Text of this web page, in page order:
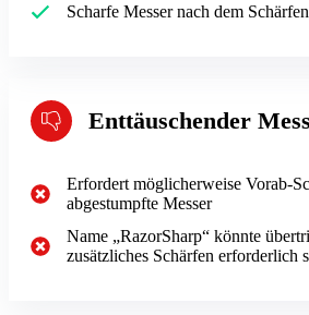
Scharfe Messer nach dem Schärfen
Enttäuschender
Erfordert möglicherweise Vorab-
abgestumpfte Messer
Name „RazorSharp“ könnte
zusätzliches Schärfen erforderlich